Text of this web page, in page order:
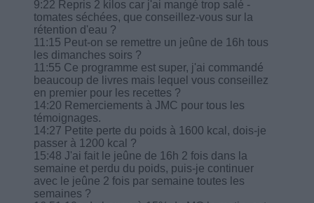
9:22 Repris 2 kilos car j'ai mangé trop salé -
tomates séchées, que conseillez-vous sur la
rétention d'eau ?
11:15 Peut-on se remettre un jeûne de 16h tous
les dimanches soirs ?
11:55 Ce programme est super, j'ai commandé
beaucoup de livres mais lequel vous conseillez
en premier pour les recettes ?
14:20 Remerciements à JMC pour tous les
témoignages.
14:27 Petite perte du poids à 1600 kcal, dois-je
passer à 1200 kcal ?
15:48 J'ai fait le jeûne de 16h 2 fois dans la
semaine et perdu du poids, puis-je continuer
avec le jeûne 2 fois par semaine toutes les
semaines ?